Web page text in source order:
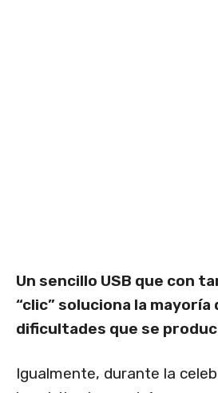
Un sencillo USB que con
“clic” soluciona la mayoría
dificultades que se
Igualmente, durante la